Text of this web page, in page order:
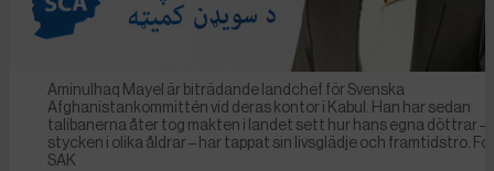
Aminulhaq Mayel är biträdande landchef för Svenska
Afghanistankommittén vid deras kontor i Kabul. Han har sedan
talibanerna åter tog makten i landet sett hur hans egna döttrar –
stycken i olika åldrar – har tappat sin livsglädje och framtidstro.
SAK